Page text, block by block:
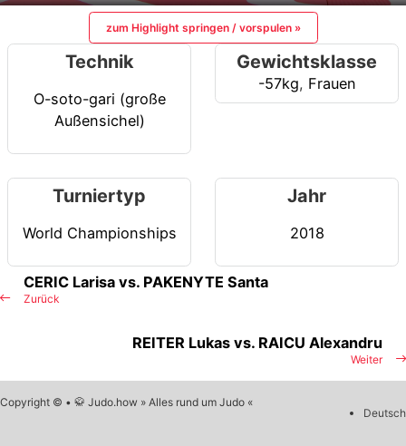
zum Highlight springen / vorspulen »
Technik
O-soto-gari (große
Außensichel)
Gewichtsklasse
-57kg, Frauen
Turniertyp
World Championships
Jahr
2018
Zurück
CERIC Larisa vs. PAKENYTE Santa
Weiter
REITER Lukas vs. RAICU Alexandru
Copyright © • 🥋 Judo.how » Alles rund um Judo «
Deutsch